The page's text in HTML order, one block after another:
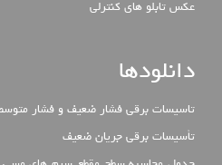
عکس تابلو های کنترلی
دانلودها
تاسیسات برقی فشار ضعیف و فشار
تأسیسات برقی جریان ضعیف